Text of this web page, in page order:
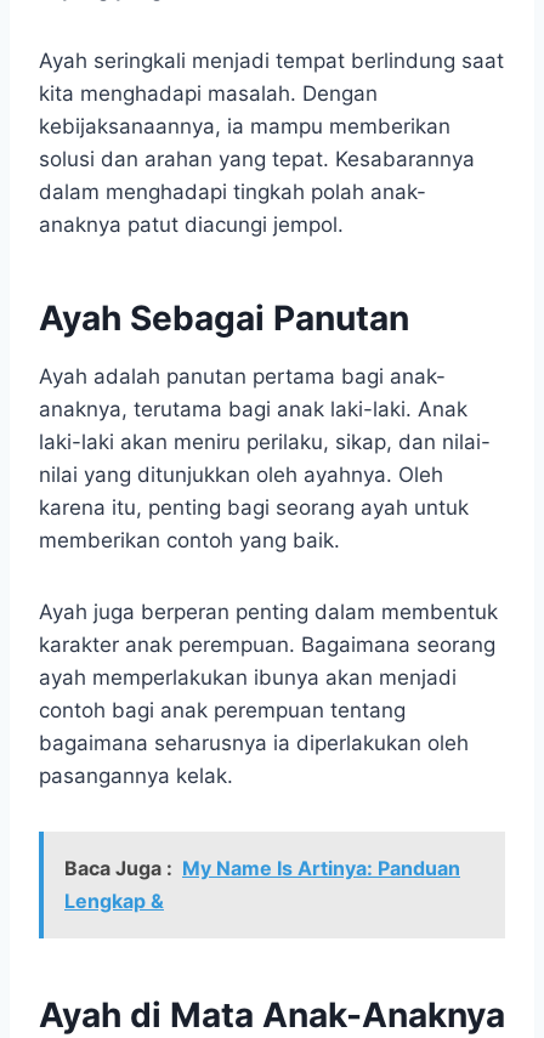
Ayah seringkali menjadi tempat berlindung saat
kita menghadapi masalah. Dengan
kebijaksanaannya, ia mampu memberikan
solusi dan arahan yang tepat. Kesabarannya
dalam menghadapi tingkah polah anak-
anaknya patut diacungi jempol.
Ayah Sebagai Panutan
Ayah adalah panutan pertama bagi anak-
anaknya, terutama bagi anak laki-laki. Anak
laki-laki akan meniru perilaku, sikap, dan nilai-
nilai yang ditunjukkan oleh ayahnya. Oleh
karena itu, penting bagi seorang ayah untuk
memberikan contoh yang baik.
Ayah juga berperan penting dalam membentuk
karakter anak perempuan. Bagaimana seorang
ayah memperlakukan ibunya akan menjadi
contoh bagi anak perempuan tentang
bagaimana seharusnya ia diperlakukan oleh
pasangannya kelak.
Baca Juga : My Name Is Artinya: Panduan
Lengkap &
Ayah di Mata Anak-Anaknya